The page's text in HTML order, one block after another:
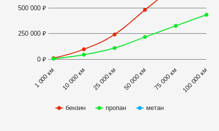
бензин пропан метан
1 000 км 10 000 км 25 000 км 50 000 км 75 000 км 100 000 км
0 ₽
250 000 ₽
500 000 ₽